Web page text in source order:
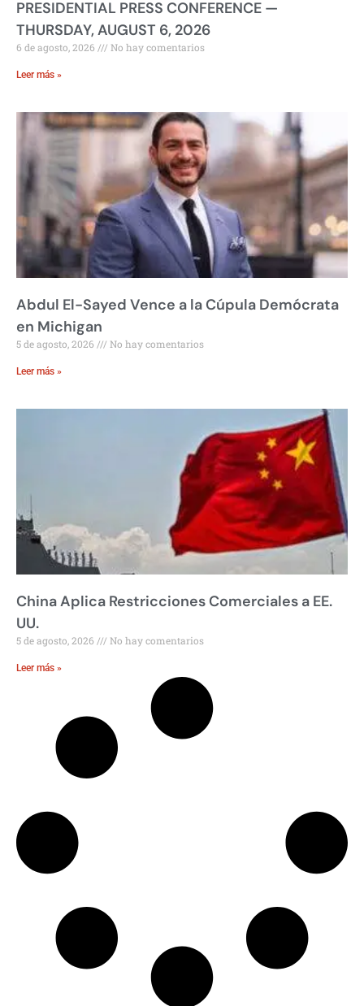
PRESIDENTIAL PRESS CONFERENCE —
THURSDAY, AUGUST 6, 2026
6 de agosto, 2026 No hay comentarios
Leer más »
Abdul El-Sayed Vence a la Cúpula Demócrata
en Michigan
5 de agosto, 2026 No hay comentarios
Leer más »
China Aplica Restricciones Comerciales a EE.
UU.
5 de agosto, 2026 No hay comentarios
Leer más »